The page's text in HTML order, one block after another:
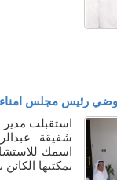
رئيس مجلس
استقبلت مدير
شفيقة
اسمك
بمكتبها